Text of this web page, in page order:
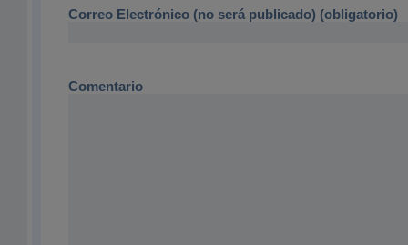
Correo Electrónico (no será publicado) (obligatorio)
Comentario